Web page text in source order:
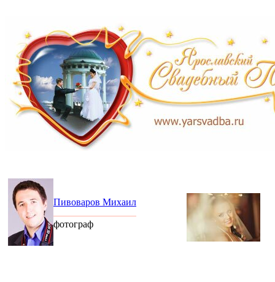
Пивоваров Михаил
фотограф